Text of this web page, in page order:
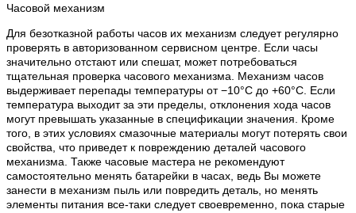
Часовой механизм
Для безотказной работы часов их механизм следует регулярно
проверять в авторизованном сервисном центре. Если часы
значительно отстают или спешат, может потребоваться
тщательная проверка часового механизма. Механизм часов
выдерживает перепады температуры от −10°C до +60°C. Если
температура выходит за эти пределы, отклонения хода часов
могут превышать указанные в спецификации значения. Кроме
того, в этих условиях смазочные материалы могут потерять свои
свойства, что приведет к повреждению деталей часового
механизма. Также часовые мастера не рекомендуют
самостоятельно менять батарейки в часах, ведь Вы можете
занести в механизм пыль или повредить деталь, но менять
элементы питания все-таки следует своевременно, пока старые